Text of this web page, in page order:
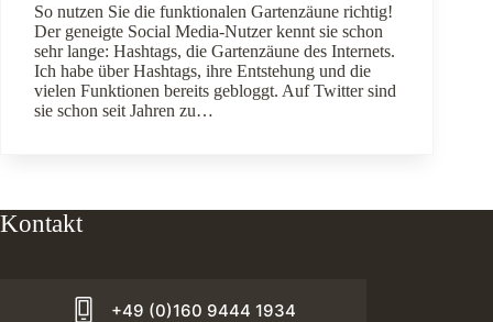
So nutzen Sie die funktionalen Gartenzäune richtig!
Der geneigte Social Media-Nutzer kennt sie schon
sehr lange: Hashtags, die Gartenzäune des Internets.
Ich habe über Hashtags, ihre Entstehung und die
vielen Funktionen bereits gebloggt. Auf Twitter sind
sie schon seit Jahren zu…
Kontakt
+49 (0)160 9444 1934